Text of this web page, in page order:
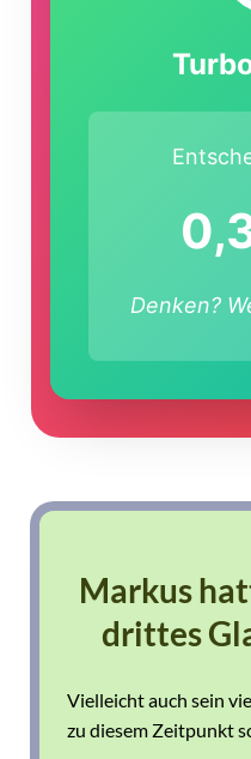
Denken?
Markus
drittes
Vielleicht auch sein
zu diesem Zeitpunkt